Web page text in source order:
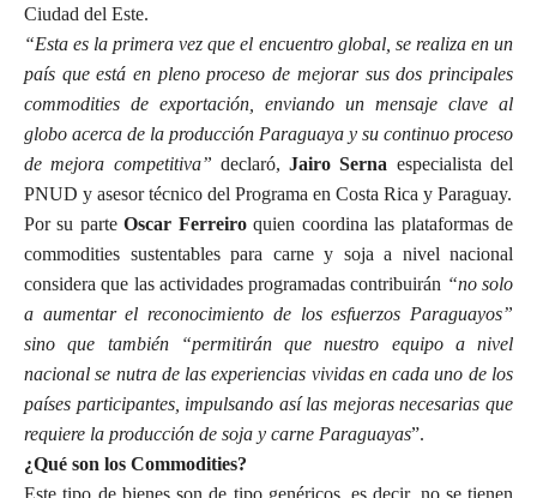
Ciudad del Este.
“Esta es la primera vez que el encuentro global, se realiza en un
país que está en pleno proceso de mejorar sus dos principales
commodities de exportación, enviando un mensaje clave al
globo acerca de la producción Paraguaya y su continuo proceso
de mejora competitiva” declaró,Jairo Serna especialista del
PNUD y asesor técnico del Programa en Costa Rica y Paraguay.
Por su parteOscar Ferreiroquien coordina las plataformas de
commodities sustentables para carne y soja a nivel nacional
considera que las actividades programadas contribuirán “no solo
a aumentar el reconocimiento de los esfuerzos Paraguayos”
sino que también “permitirán que nuestro equipo a nivel
nacional se nutra de las experiencias vividas en cada uno de los
países participantes, impulsando así las mejoras necesarias que
requiere la producción de soja y carne Paraguayas”.
¿Qué son los Commodities?
Este tipo de bienes son de tipo genéricos, es decir, no se tienen